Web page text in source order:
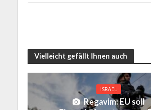
Vielleicht gefällt Ihnen auch
ISRAEL
Regavim: EU soll